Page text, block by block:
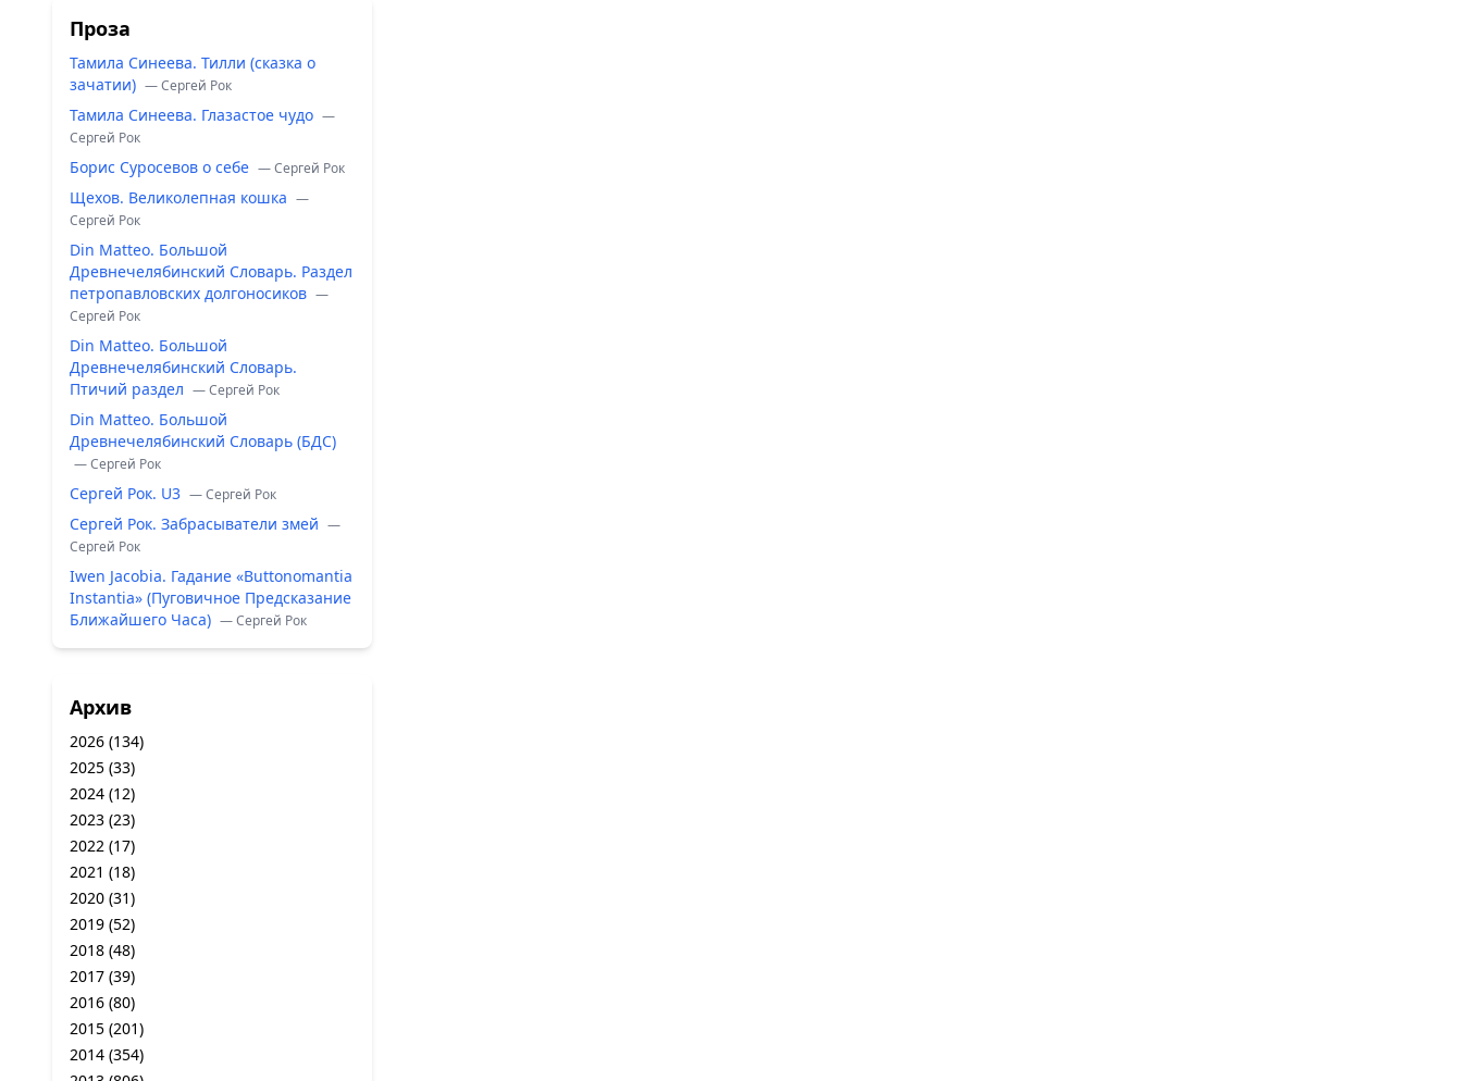
Проза
Тамила Синеева. Тилли (сказка о
зачатии) — Сергей Рок
Тамила Синеева. Глазастое чудо —
Сергей Рок
Борис Суросевов о себе — Сергей Рок
Щехов. Великолепная кошка —
Сергей Рок
Din Matteo. Большой
Древнечелябинский Словарь. Раздел
петропавловских долгоносиков —
Сергей Рок
Din Matteo. Большой
Древнечелябинский Словарь.
Птичий раздел — Сергей Рок
Din Matteo. Большой
Древнечелябинский Словарь (БДС)
— Сергей Рок
Сергей Рок. U3 — Сергей Рок
Сергей Рок. Забрасыватели змей —
Сергей Рок
Iwen Jacobia. Гадание «Buttonomantia
Instantia» (Пуговичное Предсказание
Ближайшего Часа) — Сергей Рок
Архив
2026 (134)
2025 (33)
2024 (12)
2023 (23)
2022 (17)
2021 (18)
2020 (31)
2019 (52)
2018 (48)
2017 (39)
2016 (80)
2015 (201)
2014 (354)